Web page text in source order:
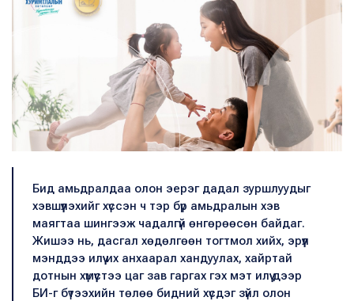
Бид амьдралдаа олон эерэг дадал зуршлуудыг
хэвшүүлэхийг хүссэн ч тэр бүр амьдралын хэв
маягтаа шингээж чадалгүй өнгөрөөсөн байдаг.
Жишээ нь, дасгал хөдөлгөөн тогтмол хийх, эрүүл
мэнддээ илүү их анхаарал хандуулах, хайртай
дотнын хүмүүстээ цаг зав гаргах гэх мэт илүү дээр
БИ-г бүтээхийн төлөө бидний хүсдэг зүйл олон